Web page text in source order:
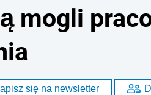
mogli
się na newsletter